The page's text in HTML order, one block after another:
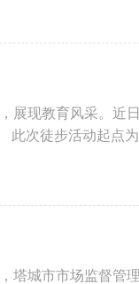
展现教育风采。近
此次徒步活动起点
塔城市市场监督管